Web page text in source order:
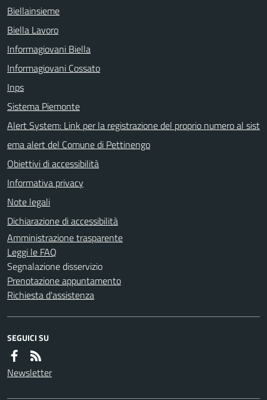
Biellainsieme
Biella Lavoro
Informagiovani Biella
Informagiovani Cossato
Inps
Sistema Piemonte
Alert System: Link per la registrazione del proprio numero al sist
ema alert del Comune di Pettinengo
Obiettivi di accessibilità
Informativa privacy
Note legali
Dichiarazione di accessibilità
Amministrazione trasparente
Leggi le FAQ
Segnalazione disservizio
Prenotazione appuntamento
Richiesta d'assistenza
SEGUICI SU
Newsletter